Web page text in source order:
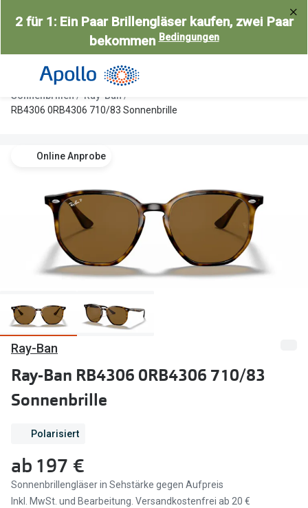
zum2 für 1: Ein Paar Brillengläser kaufen, zwei Paar
bekommen Bedingungen
Alle Brillen
Damen
Herren
Gleitsicht
AI Glasses
Selbsttönende Brillen
Lesebrillen
Weitere Kategorien
Brillen Sale
Marken
Ray-Ban
DbyD
Prada
Seen
Miu Miu
alle Marken
Ray-Ban
Sonnenbrillen
Ray-Ban
RB4306 0RB4306 710/83 Sonnenbrille
Online Anprobe
Ray-Ban
Ray-Ban RB4306 0RB4306 710/83
Sonnenbrille
Polarisiert
ab 197 €
Sonnenbrillengläser in Sehstärke gegen Aufpreis
Inkl. MwSt. und Bearbeitung. Versandkostenfrei ab 20 €